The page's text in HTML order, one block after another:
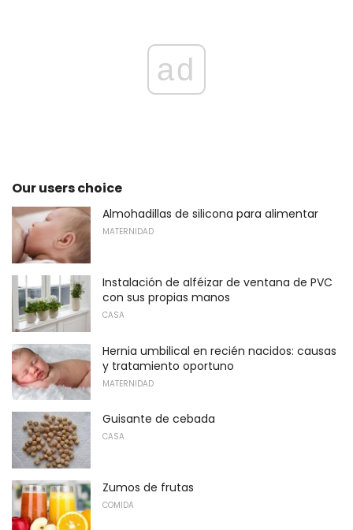
ad
Our users choice
Almohadillas de silicona para alimentar
MATERNIDAD
Instalación de alféizar de ventana de PVC
con sus propias manos
CASA
Hernia umbilical en recién nacidos: causas
y tratamiento oportuno
MATERNIDAD
Guisante de cebada
CASA
Zumos de frutas
COMIDA